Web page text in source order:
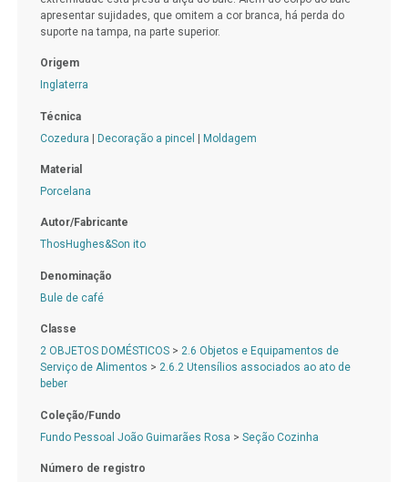
apresentar sujidades, que omitem a cor branca, há perda do
suporte na tampa, na parte superior.
Origem
Inglaterra
Técnica
Cozedura | Decoração a pincel | Moldagem
Material
Porcelana
Autor/Fabricante
ThosHughes&Son ito
Denominação
Bule de café
Classe
2 OBJETOS DOMÉSTICOS> 2.6 Objetos e Equipamentos de
Serviço de Alimentos > 2.6.2 Utensílios associados ao ato de
beber
Coleção/Fundo
Fundo Pessoal João Guimarães Rosa > Seção Cozinha
Número de registro